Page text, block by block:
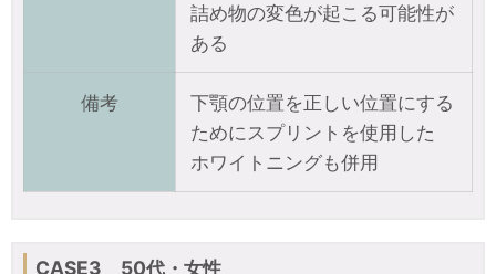
詰め物の変色が起こる可能性が
ある
備考
下顎の位置を正しい位置にする
ためにスプリントを使用した
ホワイトニングも併用
CASE3 50代・女性